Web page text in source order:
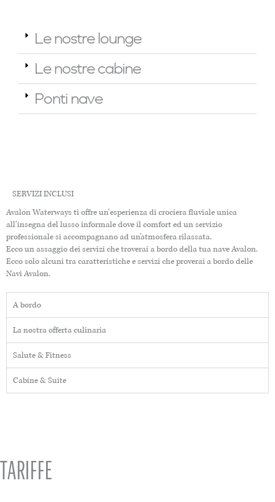
Le nostre lounge
Le nostre cabine
Ponti nave
SERVIZI INCLUSI
Avalon Waterways ti offre un’esperienza di crociera fluviale unica
all’insegna del lusso informale dove il comfort ed un servizio
professionale si accompagnano ad un’atmosfera rilassata.
Ecco un assaggio dei servizi che troverai a bordo della tua nave Avalon.
Ecco solo alcuni tra caratteristiche e servizi che proverai a bordo delle
Navi Avalon.
A bordo
La nostra offerta culinaria
Salute & Fitness
Cabine & Suite
TARIFFE